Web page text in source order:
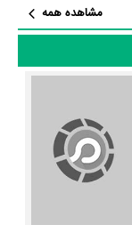
گورکن توسطکاظم
دیگر رسانه‌ها درباره
سوده شریف‌زادگان
زندگی شخصی‌اش
»
مشاهده همه